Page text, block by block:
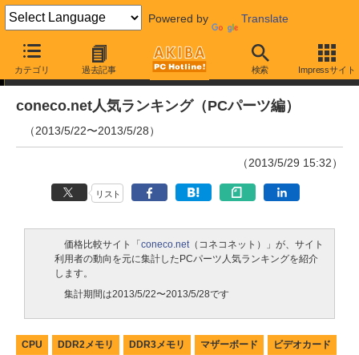
Powered by Translate
カテゴリ 過去記事 検索 Impressサイト
ランキング
coneco.net人気ランキング（PCパーツ編）
（2013/5/22〜2013/5/28）
（2013/5/29 15:32）
リスト
価格比較サイト「 coneco.net（コネコネット）」が、サイト
利用者の動向を元に集計したPCパーツ人気ランキングを紹介
します。
集計期間は2013/5/22〜2013/5/28です
CPU DDR2メモリ DDR3メモリ マザーボード ビデオカード